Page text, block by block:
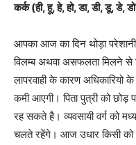
कर्क (ही, हू, हे, हो, डा, डी, डू, डे,
आपका आज का दिन थोड़ा
विलम्ब अथवा असफलता मिलने से
लापरवाही के कारण अधिकारियो
कमी आएगी। पिता पुत्री को
रह सकते है। व्यवसायी वर्ग को
चलते रहेंगे। आज उधार किसी